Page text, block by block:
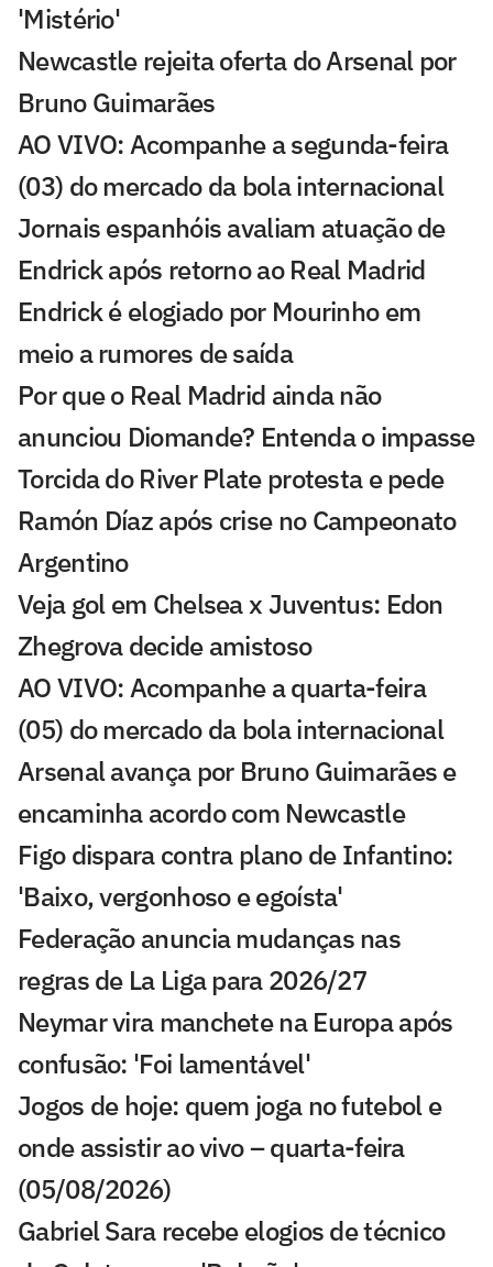
'Mistério'
Newcastle rejeita oferta do Arsenal por
Bruno Guimarães
AO VIVO: Acompanhe a segunda-feira
(03) do mercado da bola internacional
Jornais espanhóis avaliam atuação de
Endrick após retorno ao Real Madrid
Endrick é elogiado por Mourinho em
meio a rumores de saída
Por que o Real Madrid ainda não
anunciou Diomande? Entenda o impasse
Torcida do River Plate protesta e pede
Ramón Díaz após crise no Campeonato
Argentino
Veja gol em Chelsea x Juventus: Edon
Zhegrova decide amistoso
AO VIVO: Acompanhe a quarta-feira
(05) do mercado da bola internacional
Arsenal avança por Bruno Guimarães e
encaminha acordo com Newcastle
Figo dispara contra plano de Infantino:
'Baixo, vergonhoso e egoísta'
Federação anuncia mudanças nas
regras de La Liga para 2026/27
Neymar vira manchete na Europa após
confusão: 'Foi lamentável'
Jogos de hoje: quem joga no futebol e
onde assistir ao vivo – quarta-feira
(05/08/2026)
Gabriel Sara recebe elogios de técnico